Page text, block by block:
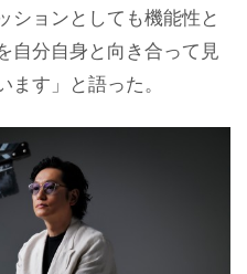
ションとしても機能性と
自分自身と向き合って見
す」と語った。